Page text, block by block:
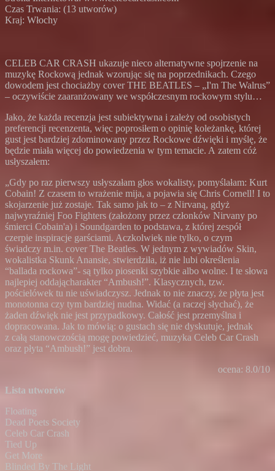
Czas Trwania: (13 utworów)
Kraj: Włochy
CELEB CAR CRASH ukazuje nieco alternatywne spojrzenie na
muzykę Rockową jednak wzorując się na poprzednikach. Czego
dowodem jest chociażby cover THE BEATLES – „I'm The Walrus”
– oczywiście zaaranżowany we współczesnym rockowym stylu…
Jako, że każda recenzja jest subiektywna i zależy od osobistych
preferencji recenzenta, więc poprosiłem o opinię koleżankę, której
gust jest bardziej zdominowany przez Rockowe dźwięki i myślę, że
będzie miała więcej do powiedzenia w tym temacie. A zatem cóż
usłyszałem:
„Gdy po raz pierwszy usłyszałam głos wokalisty, pomyślałam: Kurt
Cobain! Z czasem to wrażenie mija, a pojawia się Chris Cornell! I to
skojarzenie już zostaje. Tak samo jak to – z Nirvaną, gdyż
najwyraźniej Foo Fighters (założony przez członków Nirvany po
śmierci Cobain'a) i Soundgarden to podstawa, z której zespół
czerpie inspiracje garściami. Aczkolwiek nie tylko, o czym
świadczy m.in. cover The Beatles. W jednym z wywiadów Skin,
wokalistka Skunk Anansie, stwierdziła, iż nie lubi określenia
“ballada rockowa”- są tylko piosenki szybkie albo wolne. I te słowa
najlepiej oddającharakter “Ambush!”. Klasycznych, tzw.
pościelówek tu nie uświadczysz. Jednak to nie znaczy, że płyta jest
monotonna czy tym bardziej nudna. Widać (a raczej słychać), że
żaden dźwięk nie jest przypadkowy. Całość jest przemyślna i
dopracowana. Jak to mówią: o gustach się nie dyskutuje, jednak
z całą stanowczością mogę powiedzieć, muzyka Celeb Car Crash
oraz płyta “Ambush!” jest dobra.
ocena: 8.0/10
Lista utworów
Floating
Dead Poets Society
Celeb Car Crash
Tied Up
Get More
Blinded By The Light